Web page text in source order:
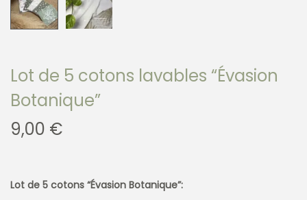
Lot de 5 cotons lavables “Évasion
Botanique”
9,00 €
Lot de 5 cotons “Évasion Botanique”: